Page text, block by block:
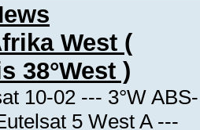
West (
38°West )
10-02 --- 3°W ABS-
5 West A ---